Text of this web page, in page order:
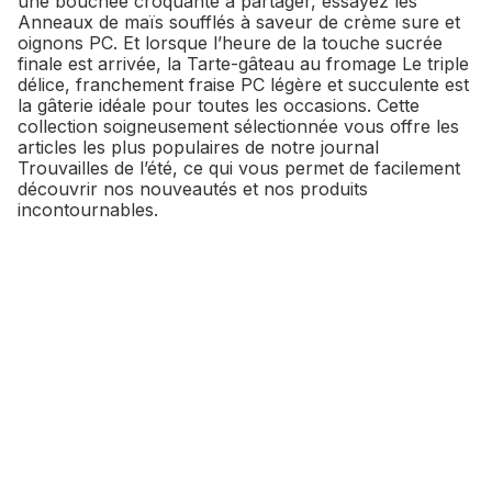
Anneaux de maïs soufflés à saveur de crème sure et
oignons PC. Et lorsque l’heure de la touche sucrée
finale est arrivée, la Tarte-gâteau au fromage Le triple
délice, franchement fraise PC légère et succulente est
la gâterie idéale pour toutes les occasions. Cette
collection soigneusement sélectionnée vous offre les
articles les plus populaires de notre journal
Trouvailles de l’été, ce qui vous permet de facilement
découvrir nos nouveautés et nos produits
incontournables.